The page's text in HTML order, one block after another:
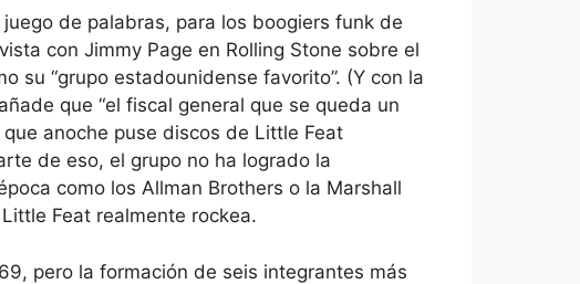
de palabras, para los boogiers funk de
con Jimmy Page en Rolling Stone sobre el
su “grupo estadounidense favorito”. (Y con la
que “el fiscal general que se queda un
anoche puse discos de Little Feat
de eso, el grupo no ha logrado la
como los Allman Brothers o la Marshall
Feat realmente rockea.
pero la formación de seis integrantes más